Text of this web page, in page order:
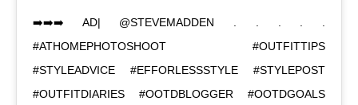
➡️➡️➡️ AD| @STEVEMADDEN . . . . .
#ATHOMEPHOTOSHOOT #OUTFITTIPS
#STYLEADVICE #EFFORLESSSTYLE #STYLEPOST
#OUTFITDIARIES #OOTDBLOGGER #OOTDGOALS